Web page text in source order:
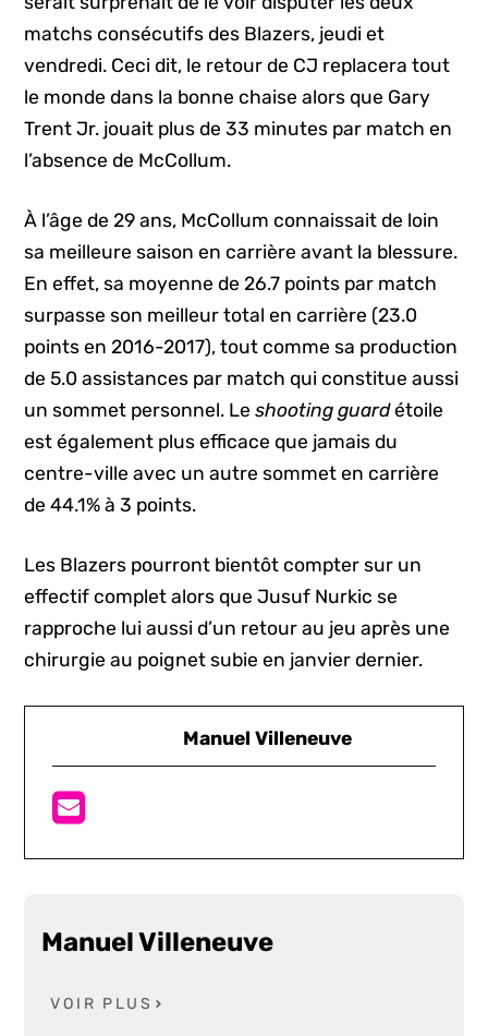
matchs consécutifs des Blazers, jeudi et
vendredi. Ceci dit, le retour de CJ replacera tout
le monde dans la bonne chaise alors que Gary
Trent Jr. jouait plus de 33 minutes par match en
l’absence de McCollum.
À l’âge de 29 ans, McCollum connaissait de loin
sa meilleure saison en carrière avant la blessure.
En effet, sa moyenne de 26.7 points par match
surpasse son meilleur total en carrière (23.0
points en 2016-2017), tout comme sa production
de 5.0 assistances par match qui constitue aussi
un sommet personnel. Leshooting guardétoile
est également plus efficace que jamais du
centre-ville avec un autre sommet en carrière
de 44.1% à 3 points.
Les Blazers pourront bientôt compter sur un
effectif complet alors que Jusuf Nurkic se
rapproche lui aussi d’un retour au jeu après une
chirurgie au poignet subie en janvier dernier.
Manuel Villeneuve
Manuel Villeneuve
VOIR PLUS